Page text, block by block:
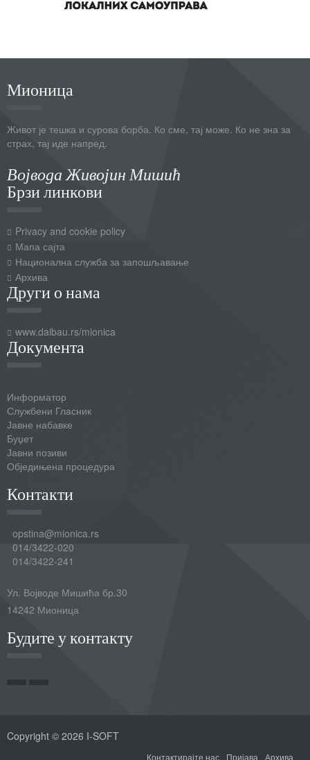
Мионица
Живот је тешка и сурова борба. Ко сме, тај може. Ко не зна за
страх, тај иде напред.
Војвода Живојин Мишић
Брзи линкови
Privacy and cookie policy
Мапа сајта
Национална служба за запошљавање
Архива
Други о нама
www.daibau.rs/mionica
Документа
Информатор
Службени Гласник
Јавне набавке
Буџет
Јавни позиви
Обједињена процедура
Контакти
opstina@mionica.rs
014/3422-020
014/3422-241
Ул. Војводе Мишића бр.30
14242 Мионица
Будите у контакту
Copyright © 2026 I-SOFT
Контактирајте нас Пријава Архива